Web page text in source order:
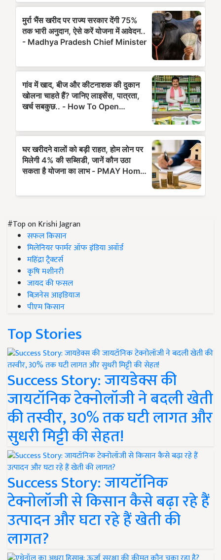
#Top on Krishi Jagran
सफल किसान
मिलेनियर फार्मर ऑफ इंडिया अवॉर्ड
महिंद्रा ट्रैक्टर्स
कृषि मशीनरी
जायद की फसल
बिज़नेस आइडियाज
पीएम किसान
Top Stories
Success Story: जायडेक्स की
जायटॉनिक टेक्नोलॉजी ने बदली खेती
की तस्वीर, 30% तक घटी लागत और
सुधरी मिट्टी की सेहत!
Success Story: जायटॉनिक
टेक्नोलॉजी से किसान कैसे बढ़ा रहे हैं
उत्पादन और घटा रहे हैं खेती की
लागत?